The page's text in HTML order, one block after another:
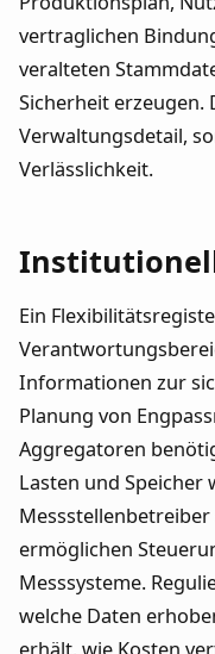
vertraglichen
veralteten
Sicherheit erzeugen.
Verwaltungsdetail,
Verlässlichkeit.
Ein
Informationen zur
Planung von
Aggregatoren
Lasten und
ermöglichen
Messsysteme.
welche Daten